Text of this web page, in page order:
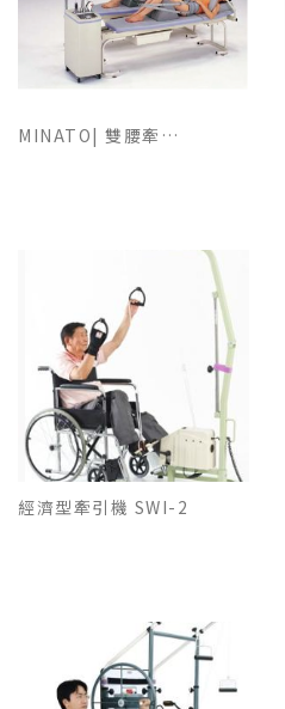
MINATO| 雙腰牽引機 Tractizer TC-30D TypeBH/BS
經濟型牽引機 SWI-2